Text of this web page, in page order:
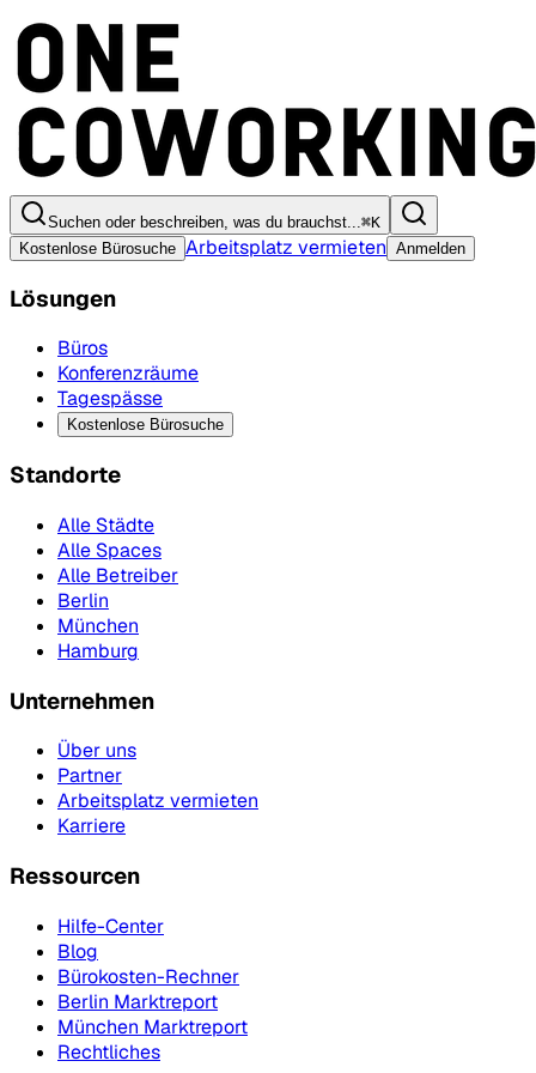
Suchen oder beschreiben, was du brauchst...⌘K
Kostenlose Bürosuche Arbeitsplatz vermieten Anmelden
Lösungen
Büros
Konferenzräume
Tagespässe
Kostenlose Bürosuche
Standorte
Alle Städte
Alle Spaces
Alle Betreiber
Berlin
München
Hamburg
Unternehmen
Über uns
Partner
Arbeitsplatz vermieten
Karriere
Ressourcen
Hilfe-Center
Blog
Bürokosten-Rechner
Berlin Marktreport
München Marktreport
Rechtliches